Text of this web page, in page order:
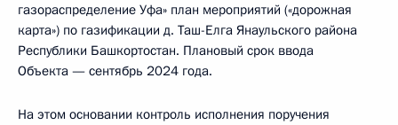
газораспределение Уфа» план мероприятий («дорожная
карта») по газификации д. Таш-Елга Янаульского района
Республики Башкортостан. Плановый срок ввода
Объекта — сентябрь 2024 года.
На этом основании контроль исполнения поручения